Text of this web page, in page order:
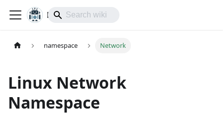
lol-IoT
namespace Network
Linux Network
Namespace